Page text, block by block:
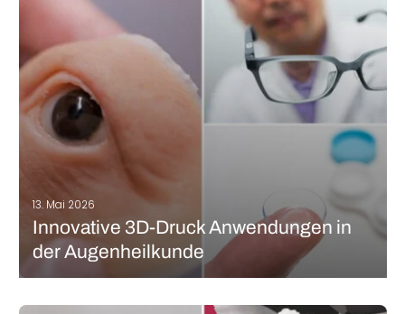
13. Mai 2026
Innovative 3D-Druck Anwendungen in
der Augenheilkunde
und hat auch in der Augenheilkunde mittlerweile eine wichtige